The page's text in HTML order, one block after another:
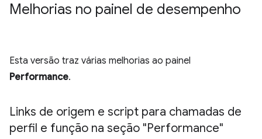
Melhorias no painel de desempenho
Esta versão traz várias melhorias ao painel
Performance.
Links de origem e script para chamadas de
perfil e função na seção "Performance"